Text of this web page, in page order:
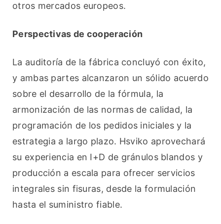
otros mercados europeos.
Perspectivas de cooperación
La auditoría de la fábrica concluyó con éxito,
y ambas partes alcanzaron un sólido acuerdo
sobre el desarrollo de la fórmula, la
armonización de las normas de calidad, la
programación de los pedidos iniciales y la
estrategia a largo plazo. Hsviko aprovechará
su experiencia en I+D de gránulos blandos y
producción a escala para ofrecer servicios
integrales sin fisuras, desde la formulación
hasta el suministro fiable.